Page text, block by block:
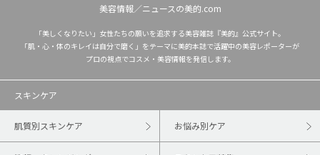
美容情報／ニュースの美的.com
「美しくなりたい」女性たちの願いを追求する美容雑誌『美的』公式サイト。
「肌・心・体のキレイは自分で磨く」をテーマに美的本誌で活躍中の美容レポーターが
プロの視点でコスメ・美容情報を発信します。
スキンケア
肌質別スキンケア お悩み別ケア